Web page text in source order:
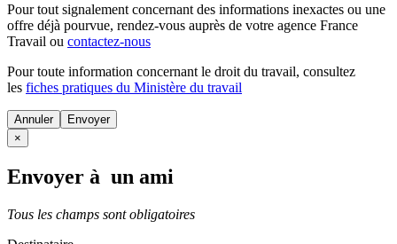
Pour tout signalement concernant des informations inexactes ou une
offre déjà pourvue, rendez-vous auprès de votre agence France
Travail ou contactez-nous
Pour toute information concernant le droit du travail, consultez
les fiches pratiques du Ministère du travail
Annuler
×
Envoyer à un ami
Tous les champs sont obligatoires